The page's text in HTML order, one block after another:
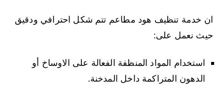
ان خدمة تنظيف هود مطاعم تتم شكل احترافي ودقيق
حيث نعمل على:
استخدام المواد المنظفة الفعالة على الاوساخ أو
الدهون المتراكمة داخل المدخنة.